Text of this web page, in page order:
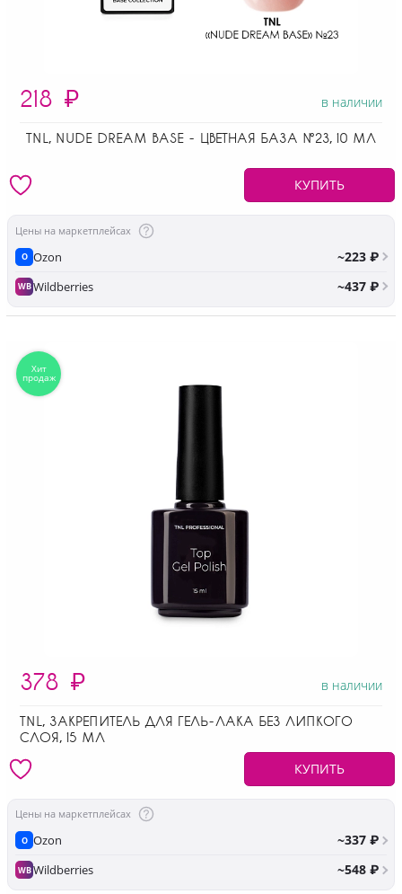
218 ₽ в наличии
TNL, NUDE DREAM BASE - ЦВЕТНАЯ БАЗА №23, 10 МЛ
КУПИТЬ
Цены на маркетплейсах
O Ozon ~223 ₽
WBWildberries ~437 ₽
378 ₽ в наличии
TNL, ЗАКРЕПИТЕЛЬ ДЛЯ ГЕЛЬ-ЛАКА БЕЗ ЛИПКОГО
СЛОЯ, 15 МЛ
КУПИТЬ
Цены на маркетплейсах
O Ozon ~337 ₽
WBWildberries ~548 ₽